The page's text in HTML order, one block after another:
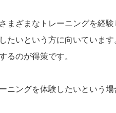
まざまなトレーニングを経
たいという方に向いていま
るのが得策です。
ニングを体験したいという